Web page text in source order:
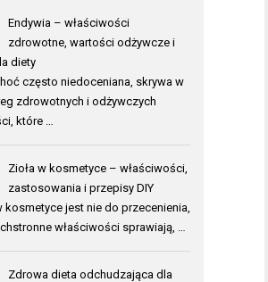
Endywia – właściwości
zdrowotne, wartości odżywcze i
diety
często niedoceniana, skrywa w
zdrowotnych i odżywczych
które …
Zioła w kosmetyce – właściwości,
zastosowania i przepisy DIY
kosmetyce jest nie do przecenienia,
właściwości sprawiają, …
Zdrowa dieta odchudzająca dla